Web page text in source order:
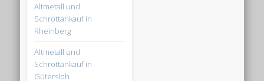
Altmetall und
Schrottankauf in
Rheinberg
Altmetall und
Schrottankauf in
Gütersloh